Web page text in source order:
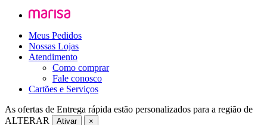
Meus Pedidos
Nossas Lojas
Atendimento
Como comprar
Fale conosco
Cartões e Serviços
As ofertas de Entrega rápida estão personalizados para a região de
ALTERAR
Ativar ×